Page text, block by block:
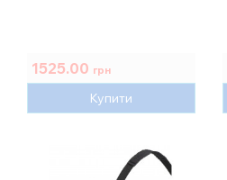
1525.00 грн
Купити